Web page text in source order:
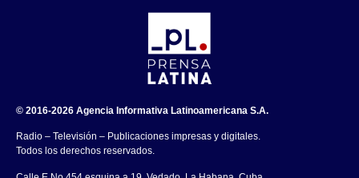
© 2016-2026 Agencia Informativa Latinoamericana S.A.
Radio – Televisión – Publicaciones impresas y digitales.
Todos los derechos reservados.